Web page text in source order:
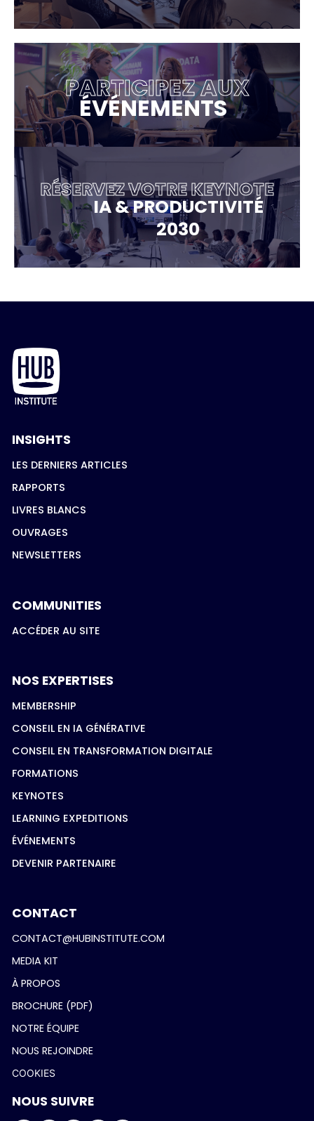
PARTICIPEZ AUX
ÉVÉNEMENTS
RÉSERVEZ VOTRE KEYNOTE
IA & PRODUCTIVITÉ
2030
INSIGHTS
LES DERNIERS ARTICLES
RAPPORTS
LIVRES BLANCS
OUVRAGES
NEWSLETTERS
COMMUNITIES
ACCÉDER AU SITE
NOS EXPERTISES
MEMBERSHIP
CONSEIL EN IA GÉNÉRATIVE
CONSEIL EN TRANSFORMATION DIGITALE
FORMATIONS
KEYNOTES
LEARNING EXPEDITIONS
ÉVÉNEMENTS
DEVENIR PARTENAIRE
CONTACT
CONTACT@HUBINSTITUTE.COM
MEDIA KIT
À PROPOS
BROCHURE (PDF)
NOTRE ÉQUIPE
NOUS REJOINDRE
COOKIES
NOUS SUIVRE